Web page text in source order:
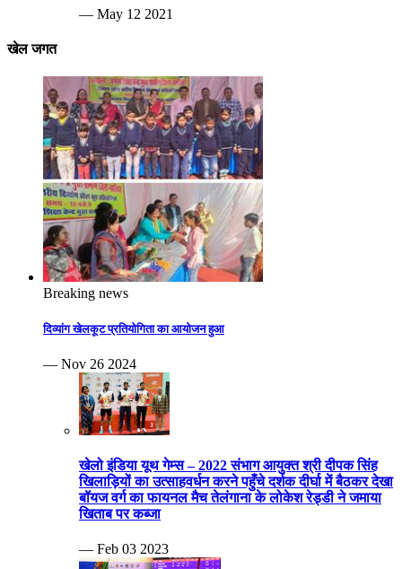
— May 12 2021
खेल जगत
Breaking news
दिव्यांग खेलकूट प्रतियोगिता का आयोजन हुआ
— Nov 26 2024
खेलो इंडिया यूथ गेम्स – 2022 संभाग आयुक्त श्री दीपक सिंह
खिलाड़ियों का उत्साहवर्धन करने पहुँचे दर्शक दीर्घा में बैठकर देखा
बॉयज वर्ग का फायनल मैच तेलंगाना के लोकेश रेड्डी ने जमाया
खिताब पर कब्जा
— Feb 03 2023